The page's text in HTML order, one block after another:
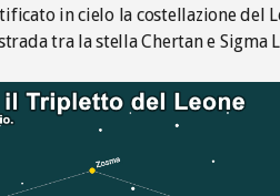
in cielo la costellazione del
tra la stella Chertan e Sigma